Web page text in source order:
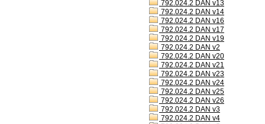
792.024.2 DAN v13
792.024.2 DAN v14
792.024.2 DAN v16
792.024.2 DAN v17
792.024.2 DAN v19
792.024.2 DAN v2
792.024.2 DAN v20
792.024.2 DAN v21
792.024.2 DAN v23
792.024.2 DAN v24
792.024.2 DAN v25
792.024.2 DAN v26
792.024.2 DAN v3
792.024.2 DAN v4